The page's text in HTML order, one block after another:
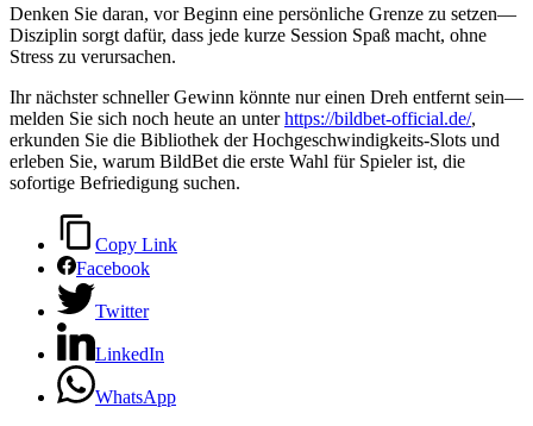
Denken Sie daran, vor Beginn eine persönliche Grenze zu setzen—
Disziplin sorgt dafür, dass jede kurze Session Spaß macht, ohne
Stress zu verursachen.
Ihr nächster schneller Gewinn könnte nur einen Dreh entfernt sein—
melden Sie sich noch heute an unterhttps://bildbet-official.de/,
erkunden Sie die Bibliothek der Hochgeschwindigkeits-Slots und
erleben Sie, warum BildBet die erste Wahl für Spieler ist, die
sofortige Befriedigung suchen.
Copy Link
Facebook
Twitter
LinkedIn
WhatsApp